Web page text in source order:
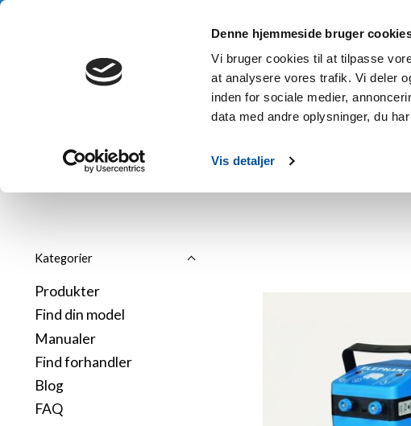
Denne hjemmeside bruger
Vi bruger cookies til at tilpasse
at analysere vores trafik. Vi deler
inden for sociale medier,
data med andre oplysninger, du
Vis detaljer
Hjem
Kategorier
Produkter
Find din model
Manualer
Find forhandler
Blog
FAQ